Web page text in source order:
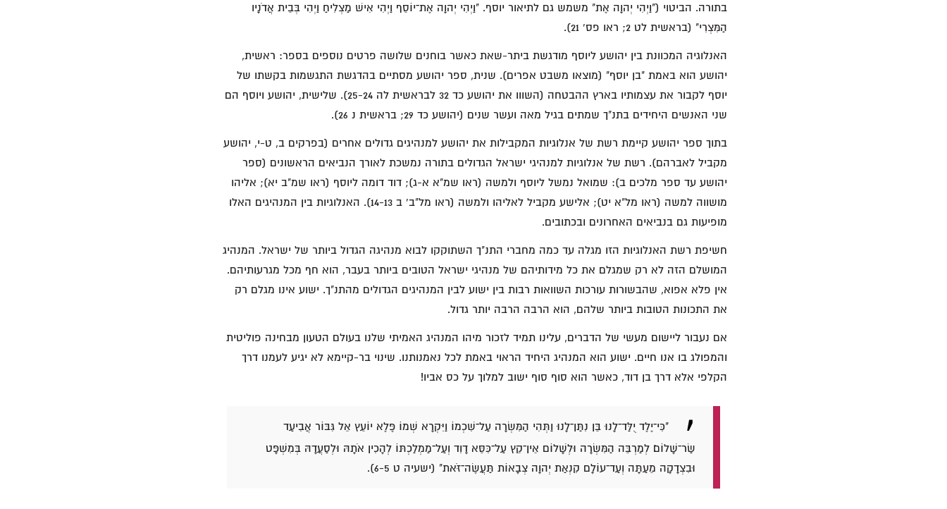
בתורה. הביטוי ("וַיְהִי יְהוָה אֶת" משמש גם לתיאור יוסף. "וַיְהִי יְהוָה אֶת־יוֹסֵף וַיְהִי אִישׁ מַצְלִיחַ וַיְהִי בְּבֵית אֲדֹנָיו
הַמִּצְרִי" (בראשית לט 2; ראו פס' 21).
האנלוגיה המכוונת בין יהושע ליוסף מודגשת ביתר-שאת כאשר בוחנים שלושה פרטים נוספים בספר: ראשית,
יהושע הוא באמת "בן יוסף" (מוצאו משבט אפרים). שנית, ספר יהושע מסתיים בהדגשת התגשמות בקשתו של
יוסף לקבור את עצמותיו בארץ ההבטחה (השווו את יהושע כד 32 לבראשית לה 25-24). שלישית, יהושע ויוסף הם
שני האנשים היחידים בתנ"ך שמתים בגיל מאה ועשר שנים (יהושע כד 29; בראשית נ 26).
בתוך ספר יהושע קיימת רשת של אנלוגיות המקבילות את יהושע למנהיגים גדולים אחרים (בפרקים ב, ט-י, יהושע
מקביל לאברהם). רשת של אנלוגיות למנהיגי ישראל הגדולים בתורה נמשכת לאורך הנביאים הראשונים (ספר
יהושע עד ספר מלכים ב): שמואל נמשל ליוסף ולמשה (ראו שמ"א א-ג); דוד דומה ליוסף (ראו שמ"ב יא); אליהו
מושווה למשה (ראו מל"א יט); אלישע מקביל לאליהו ולמשה (ראו מל"ב' ב 14-13). האנלוגיות בין המנהיגים האלו
מופיעות גם בנביאים האחרונים ובכתובים.
חשיפת רשת האנלוגיות הזו מגלה עד כמה מחברי התנ"ך השתוקקו לבוא מנהיגה הגדול ביותר של ישראל. המנהיג
המושלם הזה לא רק שמגלם את כל מידותיהם של מנהיגי ישראל הטובים ביותר בעבר, הוא חף מכל מגרעותיהם.
אין פלא אפוא, שהבשורות עורכות השוואות רבות בין ישוע לבין המנהיגים הגדולים מהתנ"ך. ישוע אינו מגלם רק
את התכונות הטובות ביותר שלהם, הוא הרבה הרבה יותר גדול.
אם נעבור ליישום מעשי של הדברים, עלינו תמיד לזכור מיהו המנהיג האמיתי שלנו בעולם הטעון מבחינה פוליטית
והמפולג בו אנו חיים. ישוע הוא המנהיג היחיד הראוי באמת לכל נאמנותנו. שינוי בר-קיימא לא יגיע לעמנו דרך
הקלפי אלא דרך בן דוד, כאשר הוא סוף סוף ישוב למלוך על כס אביו!
"כִּי־יֶלֶד יֻלַּד־לָנוּ בֵּן נִתַּן־לָנוּ וַתְּהִי הַמִּשְׂרָה עַל־שִׁכְמוֹ וַיִּקְרָא שְׁמוֹ פֶּלֶא יוֹעֵץ אֵל גִּבּוֹר אֲבִיעַד
שַׂר־שָׁלוֹם׃ לְמַרְבֵּה הַמִּשְׂרָה וּלְשָׁלוֹם אֵין־קֵץ עַל־כִּסֵּא דָוִד וְעַל־מַמְלַכְתּוֹ לְהָכִין אֹתָהּ וּלְסַעֲדָהּ בְּמִשְׁפָּט
וּבִצְדָקָה מֵעַתָּה וְעַד־עוֹלָם קִנְאַת יְהוָה צְבָאוֹת תַּעֲשֶׂה־זֹּאת" (ישעיה ט 6-5).